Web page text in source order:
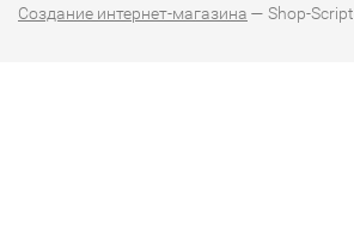
Создание интернет-магазина — Shop-Script